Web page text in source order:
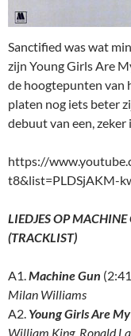
Sanctified was wat
zijn Young Girls Are
de hoogtepunten van
platen nog iets beter
debuut van een,
https://
t8&list=PLDSjAKM-
LIEDJES OP
(TRACKLIST)
A1.Machine Gun
Milan Williams
A2. Young Girls Are
William King, Ronald